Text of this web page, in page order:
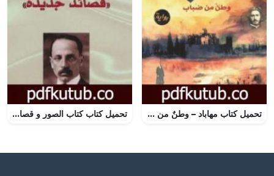
تحميل كتاب مهاباد – وطنٌ من ضباب PDF تأليف جان دوست مجانا [كامل] تحميل كتاب كتاب الصور و قصائد جديدة PDF تأليف راينر ماريا ريلكه مجانا [كامل]